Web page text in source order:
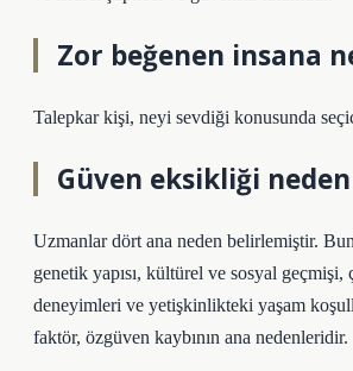
Zor beğenen insana
Talepkar kişi, neyi sevdiği konusunda
Güven eksikliği
Uzmanlar dört ana neden belirlemiştir.
genetik yapısı, kültürel ve sosyal geçmişi,
deneyimleri ve yetişkinlikteki yaşam
faktör, özgüven kaybının ana nedenleridir.